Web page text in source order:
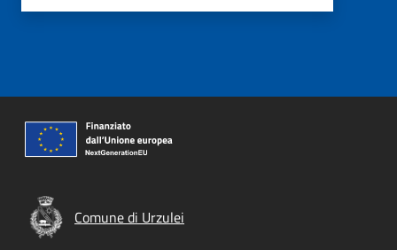
Comune di Urzulei